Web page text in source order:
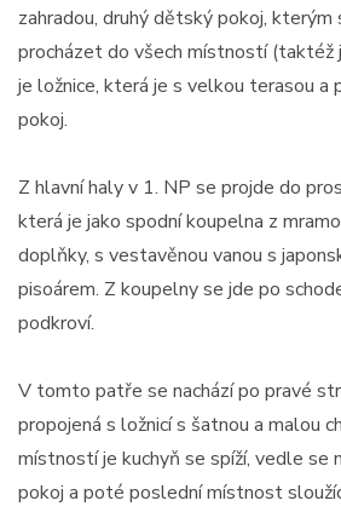
zahradou, druhý dětský pokoj,
procházet do všech místností (taktéž
je ložnice, která je s velkou terasou a
pokoj.
Z hlavní haly v 1. NP se projde do
která je jako spodní koupelna z
doplňky, s vestavěnou vanou s
pisoárem. Z koupelny se jde po
podkroví.
V tomto patře se nachází po pravé
propojená s ložnicí s šatnou a malou
místností je kuchyň se spíží, vedle se
pokoj a poté poslední místnost